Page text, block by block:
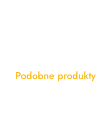
produktów
Produkty
Podobne produkty